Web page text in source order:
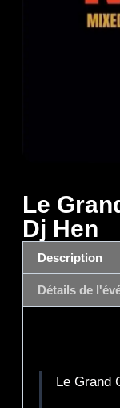
Le
Dj Hen
Description
Détails de
Le Grand